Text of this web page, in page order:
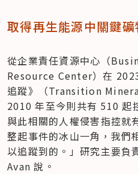
取得再生能源中關鍵
從企業責任資源中心（
Resource Center）在
追蹤》（Transition
2010 年至今則共有 510 起
與此相關的人權侵害指控就
整起事件的冰山一角，我們
以追蹤到的。」研究主要
Avan 說。